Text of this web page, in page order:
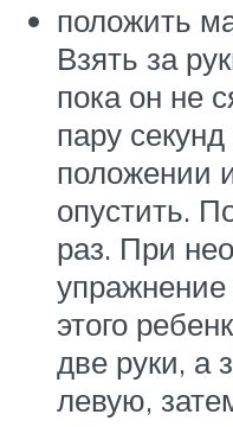
положить
Взять за
пока он не
пару
положении
опустить.
раз. При
этого
две руки, а
левую,